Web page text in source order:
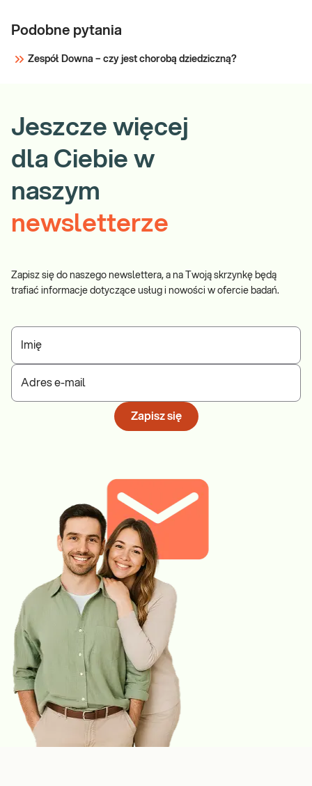
Podobne pytania
Zespół Downa – czy jest chorobą dziedziczną?
Jeszcze więcej
dla Ciebie w
naszym
newsletterze
Zapisz się do naszego newslettera, a na Twoją skrzynkę będą
trafiać informacje dotyczące usług i nowości w ofercie badań.
Imię
Adres e-mail
Zapisz się